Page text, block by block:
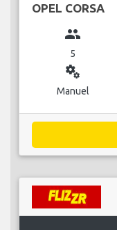
OPEL CORSA
group
5
miscellaneous_services
Manuel